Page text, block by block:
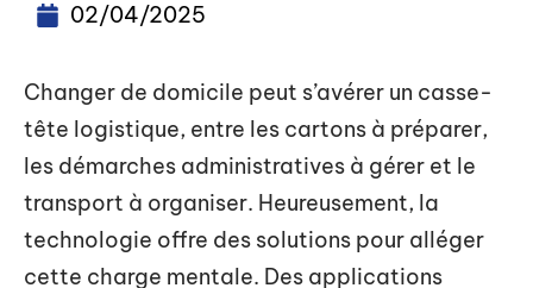
02/04/2025
Changer de domicile peut s’avérer un casse-
tête logistique, entre les cartons à préparer,
les démarches administratives à gérer et le
transport à organiser. Heureusement, la
technologie offre des solutions pour alléger
cette charge mentale. Des applications